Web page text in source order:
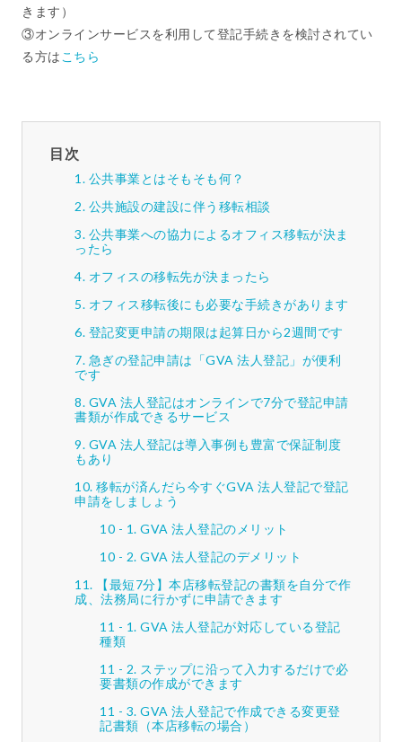
きます）
③オンラインサービスを利用して登記手続きを検討されてい
る方は こちら
目次
公共事業とはそもそも何？
公共施設の建設に伴う移転相談
公共事業への協力によるオフィス移転が決ま
ったら
オフィスの移転先が決まったら
オフィス移転後にも必要な手続きがあります
登記変更申請の期限は起算日から2週間です
急ぎの登記申請は「GVA 法人登記」が便利
です
GVA 法人登記はオンラインで7分で登記申請
書類が作成できるサービス
GVA 法人登記は導入事例も豊富で保証制度
もあり
移転が済んだら今すぐGVA 法人登記で登記
申請をしましょう
GVA 法人登記のメリット
GVA 法人登記のデメリット
【最短7分】本店移転登記の書類を自分で作
成、法務局に行かずに申請できます
GVA 法人登記が対応している登記
種類
ステップに沿って入力するだけで必
要書類の作成ができます
GVA 法人登記で作成できる変更登
記書類（本店移転の場合）